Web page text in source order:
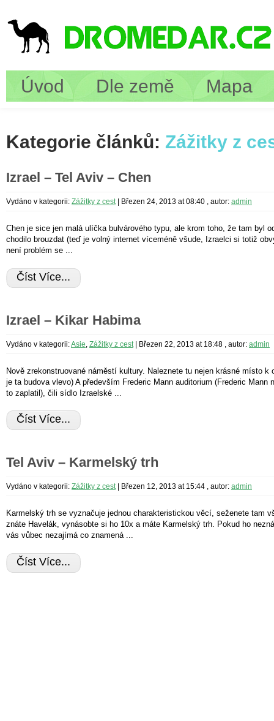
Úvod Dle země Mapa
Kategorie článků: Zážitky z
Izrael – Tel Aviv – Chen
Vydáno v kategorii: Zážitky z cest| Březen 24, 2013 at 08:40 , autor: admin
Chen je sice jen malá ulíčka bulvárového typu, ale krom toho, že tam byl
chodilo brouzdat (teď je volný internet víceméně všude, Izraelci si totiž
není problém se ...
Číst Více...
Izrael – Kikar Habima
Vydáno v kategorii:Asie Zážitky z cest | Březen 22, 2013 at 18:48 , autor: admin
Nově zrekonstruované náměstí kultury. Naleznete tu nejen krásné místo k
je ta budova vlevo) A především Frederic Mann auditorium (Frederic
to zaplatil), čili sídlo Izraelské ...
Číst Více...
Tel Aviv – Karmelský trh
Vydáno v kategorii: Zážitky z cest| Březen 12, 2013 at 15:44 , autor: admin
Karmelský trh se vyznačuje jednou charakteristickou věcí, seženete tam
znáte Havelák, vynásobte si ho 10x a máte Karmelský trh. Pokud ho
vás vůbec nezajímá co znamená ...
Číst Více...